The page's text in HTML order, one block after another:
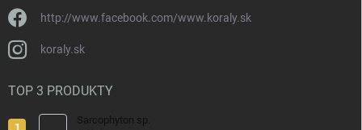
http://www.facebook.com/www.koraly.sk
koraly.sk
TOP 3 PRODUKTY
Sarcophyton sp.